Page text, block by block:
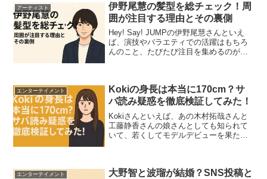
アーティスト
伊野尾慧の髪型を総チェック！周
囲が注目する理由とその裏側
Hey! Say! JUMPの伊野尾慧さんといえ
ば、演技やバラエティでの活躍はもちろ
んのこと、たびたび注目を集めるのがそ
なくあ...
エンターテイメント
Kokiの身長は本当に170cm？サ
バ読み疑惑を徹底検証してみた！
Kokiさんといえば、あの木村拓哉さんと
工藤静香さんの娘さんとしても知られて
いて、若くしてモデルデビューを果た
SNSでは共演者と...
エンターテイメント
大野智と波瑠が結婚？SNS投稿と